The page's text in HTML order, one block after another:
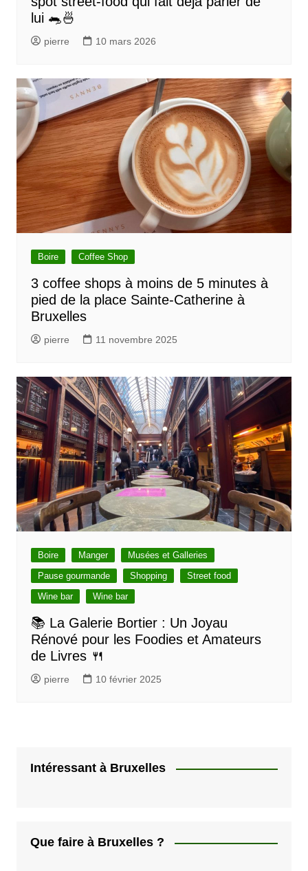
lui 🐀🍜
pierre 10 mars 2026
Boire Coffee Shop
3 coffee shops à moins de 5 minutes à
pied de la place Sainte-Catherine à
Bruxelles
pierre 11 novembre 2025
Boire Manger
Musées et Galleries
Pause gourmande
Shopping
Street food
Wine bar
Wine bar
📚 La Galerie Bortier : Un Joyau
Rénové pour les Foodies et Amateurs
de Livres 🍴
pierre 10 février 2025
Intéressant à Bruxelles
Que faire à Bruxelles ?